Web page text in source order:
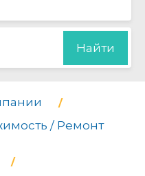
Найти
/ Ремонт